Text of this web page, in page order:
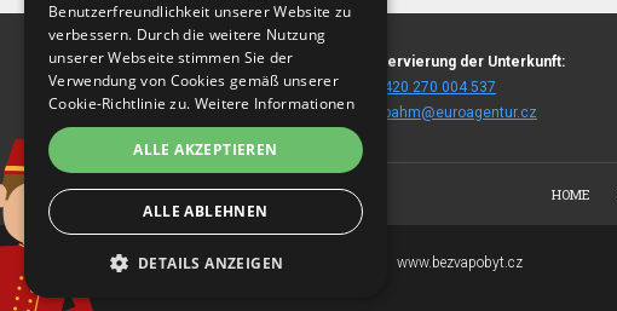
Der beste Preis nur wenn Sie auf diesen Web-
Seiten reservieren!
PREIS UND VERFÜGBARKEIT
Stará Louka 18
360 01 Karlovy Vary
( landkarte
Reservierung der Unterkunft:
+420 270 004 537
spahm@euroagentur.cz
HOME
Copyright © 2007-2026
www.bezvapobyt.cz
GERMAN
Benutzerfreundlichkeit unserer Website zu
verbessern. Durch die weitere Nutzung
unserer Webseite stimmen Sie der
Verwendung von Cookies gemäß unserer
Cookie-Richtlinie zu. Weitere Informationen
ALLE AKZEPTIEREN
ALLE ABLEHNEN
DETAILS ANZEIGEN
UNBEDINGT ERFORDERLICH